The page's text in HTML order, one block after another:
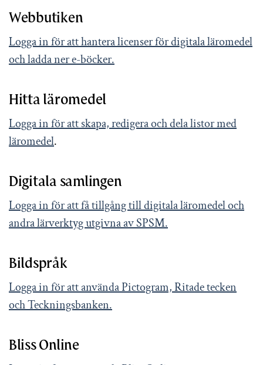
Webbutiken
Logga in för att hantera licenser för digitala läromedel
och ladda ner e-böcker.
Hitta läromedel
Logga in för att skapa, redigera och dela listor med
läromedel.
Digitala samlingen
Logga in för att få tillgång till digitala läromedel och
andra lärverktyg utgivna av SPSM.
Bildspråk
Logga in för att använda Pictogram, Ritade tecken
och Teckningsbanken.
Bliss Online